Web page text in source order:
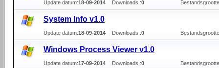
Update datum:18-09-2014 Downloads :0
System Info v1.0
Update datum:18-09-2014 Downloads :0
Windows Process Viewer v1.0
Update datum:17-09-2014 Downloads :0